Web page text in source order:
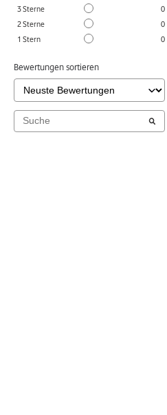
3Sterne
0
2Sterne
0
1 Stern 0
Bewertungen sortieren